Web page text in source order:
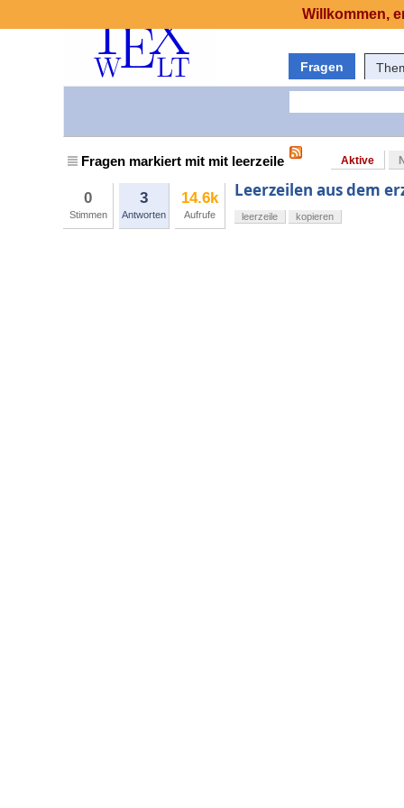
Fragen
Fragen markiert mit mit leerzeile Aktive
0
Stimmen
3
Antworten
14.6k
Aufrufe
Leerzeilen aus dem
leerzeile kopieren
Willkommen,